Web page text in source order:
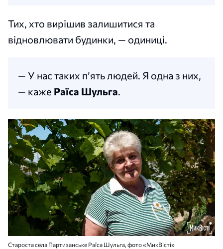
Тих, хто вирішив залишитися та
відновлювати будинки, — одиниці.
— У нас таких п’ять людей. Я одна з них,
— каже Раїса Шульга.
Староста села Партизанське Раїса Шульга, фото «МикВісті»